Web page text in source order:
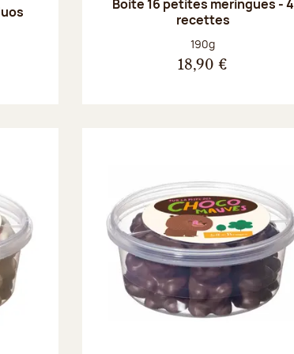
Boite 16 petites meringues - 4
recettes
Poids net :
190g
18,90 €